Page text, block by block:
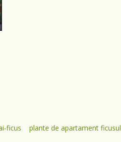
ficus plante de apartament ficusul